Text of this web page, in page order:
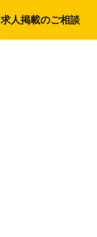
求人掲載のご相談